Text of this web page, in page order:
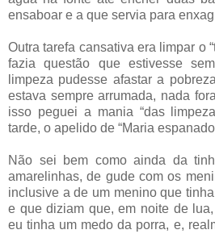
ensaboar e a que servia para
Outra tarefa cansativa era limpar o
fazia questão que estivesse
limpeza pudesse afastar a
estava sempre arrumada, nada
isso peguei a mania “das
tarde, o apelido de “Maria
Não sei bem como ainda da
amarelinhas, de gude com os
inclusive a de um menino que
e que diziam que, em noite de lua,
eu tinha um medo da porra, e,